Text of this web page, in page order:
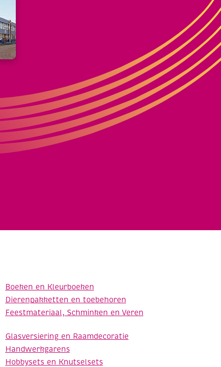
Boeken en Kleurboeken
Dierenpakketten en toebehoren
Feestmateriaal, Schminken en Veren
Glasversiering en Raamdecoratie
Handwerkgarens
Hobbysets en Knutselsets